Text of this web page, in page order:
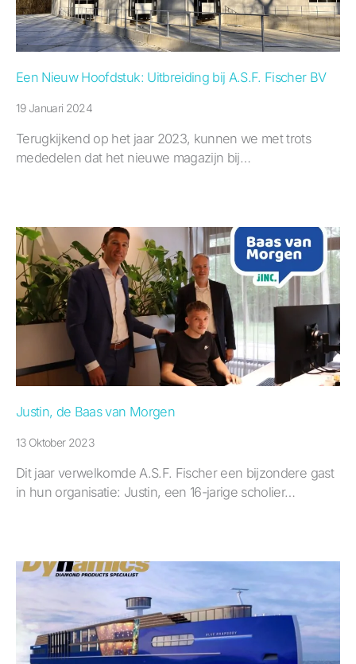
Een Nieuw Hoofdstuk: Uitbreiding bij A.S.F. Fischer BV
19 Januari 2024
Terugkijkend op het jaar 2023, kunnen we met trots
mededelen dat het nieuwe magazijn bij…
Justin, de Baas van Morgen
13 Oktober 2023
Dit jaar verwelkomde A.S.F. Fischer een bijzondere gast
in hun organisatie: Justin, een 16-jarige scholier…